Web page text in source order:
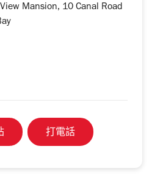
Mansion, 10 Canal Road
打電話